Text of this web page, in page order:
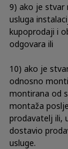
9) ako je stvar
usluga
kupoprodaji i
odgovara ili
10) ako je
odnosno
montirana od
montaža
prodavatelj ili,
dostavio
usluge.